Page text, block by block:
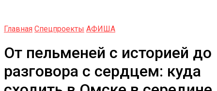
Главная Спецпроекты АФИША
От пельменей с историей до
разговора с сердцем: куда